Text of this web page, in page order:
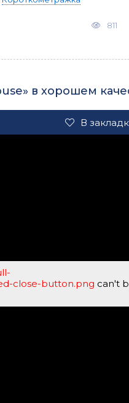
811
в хорошем
В
close-button.png can't